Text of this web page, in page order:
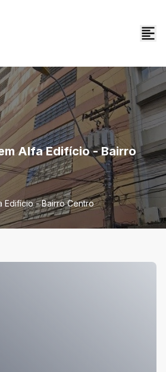
Alfa Edifício - Bairro
Edifício - Bairro Centro